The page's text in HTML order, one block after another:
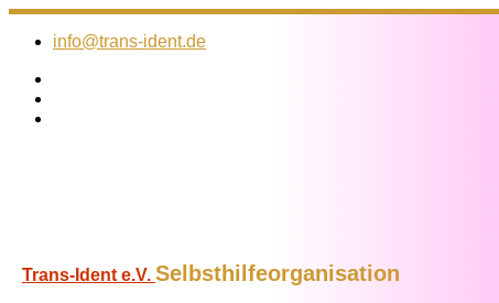
Zum
Inhalt
info@trans-ident.de
Trans-Ident e.V. Selbsthilfeorganisation